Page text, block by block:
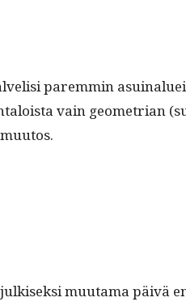
parem­min
vain geome­tri­an
muu­ta­ma päivä